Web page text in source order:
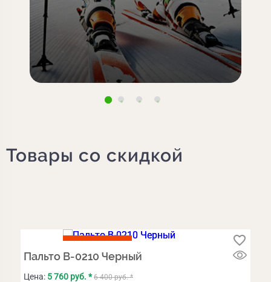
Товары со скидкой
АКЦИЯ
Пальто B-0210 Черный
Цена: 5 760 руб. * 6 400 руб. *